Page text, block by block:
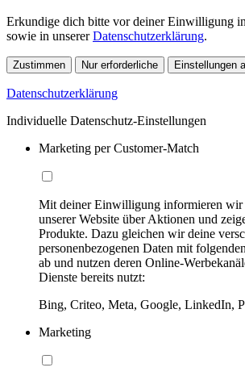
Erkundige dich bitte vor deiner Einwilligung
sowie in unsererDatenschutzerklärung.
Zustimmen Nur erforderliche Einstellungen
Datenschutzerklärung
Individuelle Datenschutz-Einstellungen
Marketing per Customer-Match
Mit deiner Einwilligung informieren wir
unserer Website über Aktionen und
Produkte. Dazu gleichen wir deine
personenbezogenen Daten mit
ab und nutzen deren Online-
Dienste bereits nutzt:
Bing, Criteo, Meta, Google, LinkedIn,
Marketing